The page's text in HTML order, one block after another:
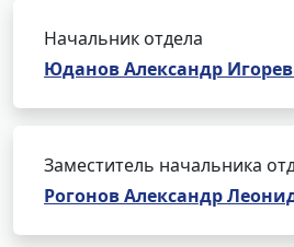
Начальник отдела
Юданов Александр
Заместитель начальника
Рогонов Александр